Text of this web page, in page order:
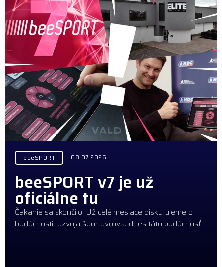
beeSPORT 08.07.2026
beeSPORT v7 je už
oficiálne tu
Čakanie sa skončilo. Už celé mesiace diskutujeme o
budúcnosti rozvoja športovcov a dnes táto budúcnosť…